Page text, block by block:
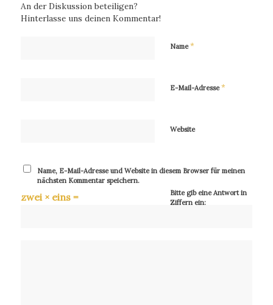
An der Diskussion beteiligen?
Hinterlasse uns deinen Kommentar!
Name*
E-Mail-Adresse*
Website
Name, E-Mail-Adresse und Website in diesem Browser für meinen
nächsten Kommentar speichern.
Bitte gib eine Antwort in
Ziffern ein:
zwei × eins =